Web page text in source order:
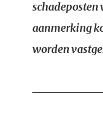
schadeposten
aanmerking
worden